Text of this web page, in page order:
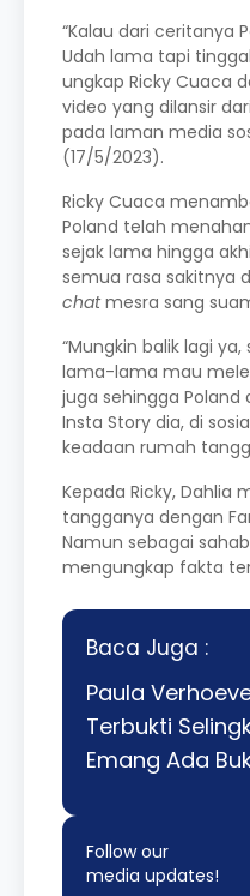
“Kalau dari ceritanya
Udah lama tapi
ungkap Ricky Cuaca
video yang dilansir
pada laman media
(17/5/2023).
Ricky Cuaca
Poland telah
sejak lama hingga
semua rasa sakitnya
chatmesra sang
“Mungkin balik lagi
lama-lama mau
juga sehingga Poland
Insta Story dia, di
keadaan rumah
Kepada Ricky, Dahlia
tangganya dengan
Namun sebagai
mengungkap fakta
Baca Juga :
Paula
Terbukti
Emang Ada
Follow our
media updates!